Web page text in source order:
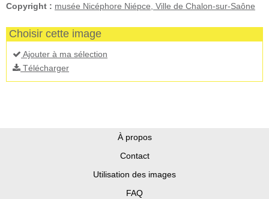
Copyright : musée Nicéphore Niépce, Ville de Chalon-sur-Saône
Choisir cette image
Ajouter à ma sélection
Télécharger
À propos
Contact
Utilisation des images
FAQ